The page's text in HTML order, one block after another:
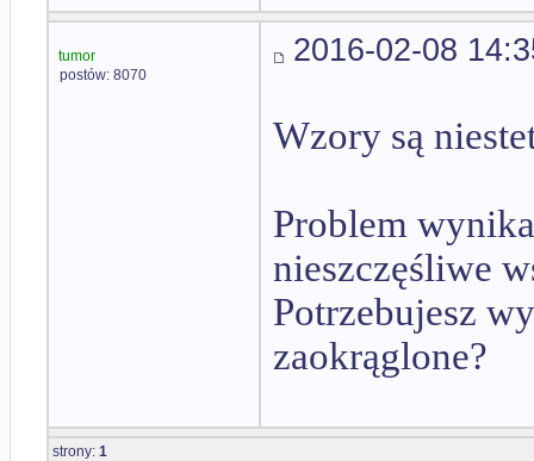
tumor
postów: 8070
2016-02-08
Wzory są
Problem
nieszczęśliwe
Potrzebujesz
zaokrąglone?
strony: 1